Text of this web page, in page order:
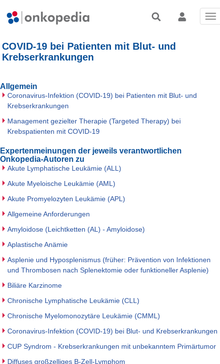
COVID-19 bei Patienten mit Blut- und
Krebserkrankungen
Allgemein
Coronavirus-Infektion (COVID-19) bei Patienten mit Blut- und
Krebserkrankungen
Management gezielter Therapie (Targeted Therapy) bei
Krebspatienten mit COVID-19
Expertenmeinungen der jeweils verantwortlichen
Onkopedia-Autoren zu
Akute Lymphatische Leukämie (ALL)
Akute Myeloische Leukämie (AML)
Akute Promyelozyten Leukämie (APL)
Allgemeine Anforderungen
Amyloidose (Leichtketten (AL) - Amyloidose)
Aplastische Anämie
Asplenie und Hyposplenismus (früher: Prävention von Infektionen
und Thrombosen nach Splenektomie oder funktioneller Asplenie)
Biliäre Karzinome
Chronische Lymphatische Leukämie (CLL)
Chronische Myelomonozytäre Leukämie (CMML)
Coronavirus-Infektion (COVID-19) bei Blut- und Krebserkrankungen
CUP Syndrom - Krebserkrankungen mit unbekanntem Primärtumor
Diffuses großzelliges B-Zell-Lymphom